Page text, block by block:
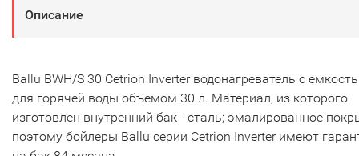
Описание
Ballu BWH/S 30 Cetrion Inverter водонагреватель с
для горячей воды объемом 30 л. Материал, из которого
изготовлен внутренний бак - сталь; эмалированное
поэтому бойлеры Ballu серии Cetrion Inverter имеют